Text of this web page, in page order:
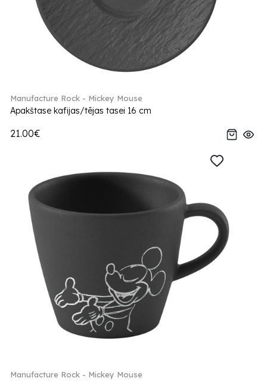
Manufacture Rock - Mickey Mouse
Apakštase kafijas/tējas tasei 16 cm
21.00€
Manufacture Rock - Mickey Mouse